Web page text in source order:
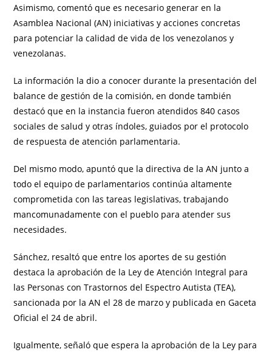
Asimismo, comentó que es necesario generar en la
Asamblea Nacional (AN) iniciativas y acciones concretas
para potenciar la calidad de vida de los venezolanos y
venezolanas.
La información la dio a conocer durante la presentación del
balance de gestión de la comisión, en donde también
destacó que en la instancia fueron atendidos 840 casos
sociales de salud y otras índoles, guiados por el protocolo
de respuesta de atención parlamentaria.
Del mismo modo, apuntó que la directiva de la AN junto a
todo el equipo de parlamentarios continúa altamente
comprometida con las tareas legislativas, trabajando
mancomunadamente con el pueblo para atender sus
necesidades.
Sánchez, resaltó que entre los aportes de su gestión
destaca la aprobación de la Ley de Atención Integral para
las Personas con Trastornos del Espectro Autista (TEA),
sancionada por la AN el 28 de marzo y publicada en Gaceta
Oficial el 24 de abril.
Igualmente, señaló que espera la aprobación de la Ley para